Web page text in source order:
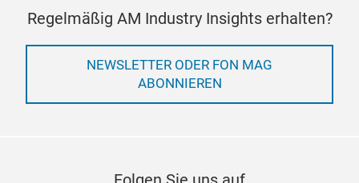
Regelmäßig AM Industry Insights erhalten?
NEWSLETTER ODER FON MAG
ABONNIEREN